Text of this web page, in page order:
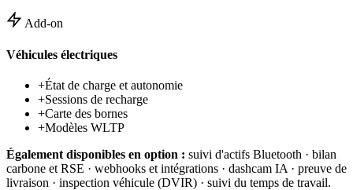
Add-on
Véhicules électriques
+État de charge et autonomie
+Sessions de recharge
+Carte des bornes
+Modèles WLTP
Également disponibles en option : suivi d'actifs Bluetooth · bilan
carbone et RSE · webhooks et intégrations · dashcam IA · preuve de
livraison · inspection véhicule (DVIR) · suivi du temps de travail.